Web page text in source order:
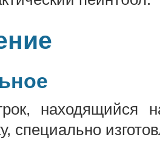
находящийся
специально